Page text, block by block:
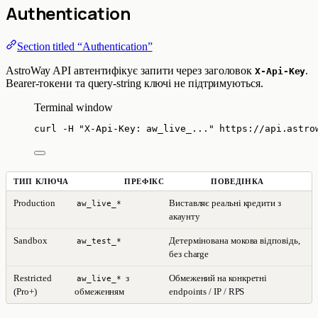
Authentication
Section titled “Authentication”
AstroWay API автентифікує запити через заголовокX-Api-Key.
Bearer-токени та query-string ключі не підтримуються.
Terminal window
curl -H "X-Api-Key: aw_live_... " https://
ТИП КЛЮЧА ПРЕФІКС ПОВЕДІНКА
Production aw_live_*
Виставляє реальні кредити з
акаунту
Sandbox aw_test_*
Детермінована мокова відповідь,
без charge
Restricted
(Pro+)
aw_live_* з
обмеженням
Обмежений на конкретні
endpoints / IP / RPS